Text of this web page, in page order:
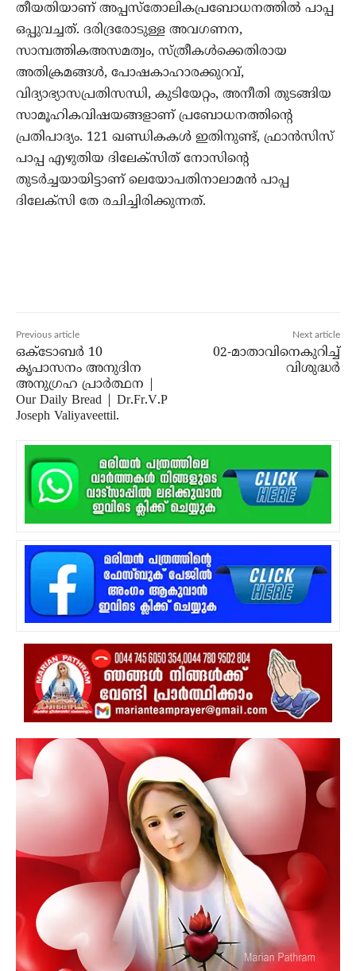
തീയതിയാണ് അപ്പസ്‌തോലികപ്രബോധനത്തില്‍ പാപ്പ
ഒപ്പുവച്ചത്. ദരിദ്രരോടുള്ള അവഗണന,
സാമ്പത്തികഅസമത്വം, സ്ത്രീകള്‍ക്കെതിരായ
അതിക്രമങ്ങള്‍, പോഷകാഹാരക്കുറവ്,
വിദ്യാഭ്യാസപ്രതിസന്ധി, കുടിയേറ്റം, അനീതി തുടങ്ങിയ
സാമൂഹികവിഷയങ്ങളാണ് പ്രബോധനത്തിന്റെ
പ്രതിപാദ്യം. 121 ഖണ്ഡികകള്‍ ഇതിനുണ്ട്, ഫ്രാന്‍സിസ്
പാപ്പ എഴുതിയ ദിലേക്‌സിത് നോസിന്റെ
തുടര്‍ച്ചയായിട്ടാണ് ലെയോപതിനാലാമന്‍ പാപ്പ
ദിലേക്‌സി തേ രചിച്ചിരിക്കുന്നത്.
Previous article
ഒക്ടോബർ 10
കൃപാസനം അനുദിന
അനുഗ്രഹ പ്രാർത്ഥന |
Our Daily Bread | Dr.Fr.V.P
Joseph Valiyaveettil.
Next article
02-മാതാവിനെകുറിച്ച്‌
വിശുദ്ധർ